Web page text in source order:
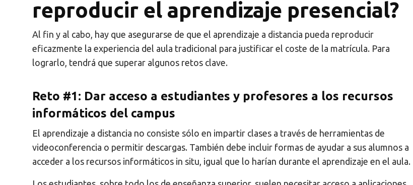
reproducir el aprendizaje presencial?
Al fin y al cabo, hay que asegurarse de que el aprendizaje a distancia pueda reproducir
eficazmente la experiencia del aula tradicional para justificar el coste de la matrícula. Para
lograrlo, tendrá que superar algunos retos clave.
Reto #1: Dar acceso a estudiantes y profesores a los recursos
informáticos del campus
El aprendizaje a distancia no consiste sólo en impartir clases a través de herramientas de
videoconferencia o permitir descargas. También debe incluir formas de ayudar a sus alumnos a
acceder a los recursos informáticos in situ, igual que lo harían durante el aprendizaje en el aula.